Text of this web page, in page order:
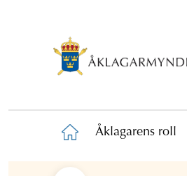
Åklagarens roll